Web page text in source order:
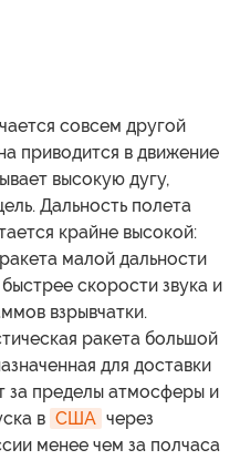
совсем другой
приводится в движение
высокую дугу,
Дальность полета
крайне высокой:
малой дальности
скорости звука и
взрывчатки.
ракета большой
для доставки
за пределы атмосферы и
в США через
менее чем за полчаса